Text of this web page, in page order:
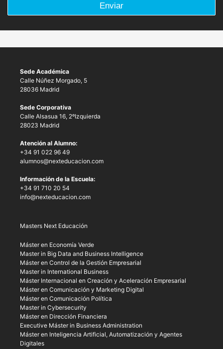
Enviar
Sede Académica
Calle Núñez Morgado, 5
28036 Madrid
Sede Corporativa
Calle Alsasua 16, 2ºIzquierda
28023 Madrid
Atención al Alumno:
+34 91 022 96 49
alumnos@nexteducacion.com
Información de la Escuela:
+34 91 710 20 54
info@nexteducacion.com
Masters Next Educación
Máster en Economía Verde
Master in Big Data and Business Intelligence
Máster en Control de la Gestión Empresarial
Master in International Business
Máster Internacional en Creación y Aceleración Empresarial
Máster en Comunicación y Marketing Digital
Máster en Comunicación Política
Master in Cybersecurity
Máster en Dirección Financiera
Executive Máster in Business Administration
Máster en Inteligencia Artificial, Automatización y Agentes
Digitales